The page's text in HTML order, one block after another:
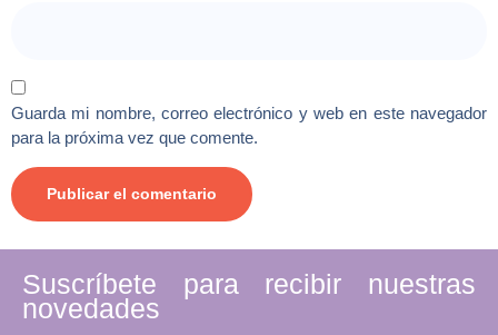
Guarda mi nombre, correo electrónico y web en este navegador
para la próxima vez que comente.
Suscríbete para recibir nuestras
novedades